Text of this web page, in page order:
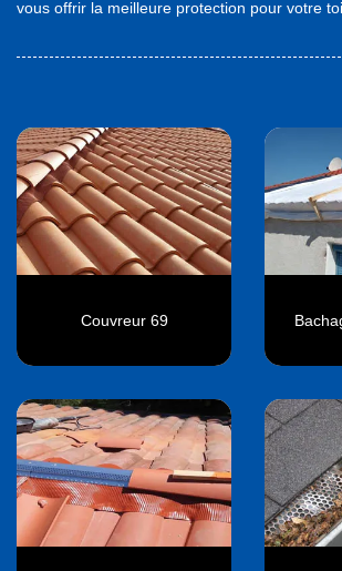
vous offrir la meilleure protection pour votre
Couvreur 69